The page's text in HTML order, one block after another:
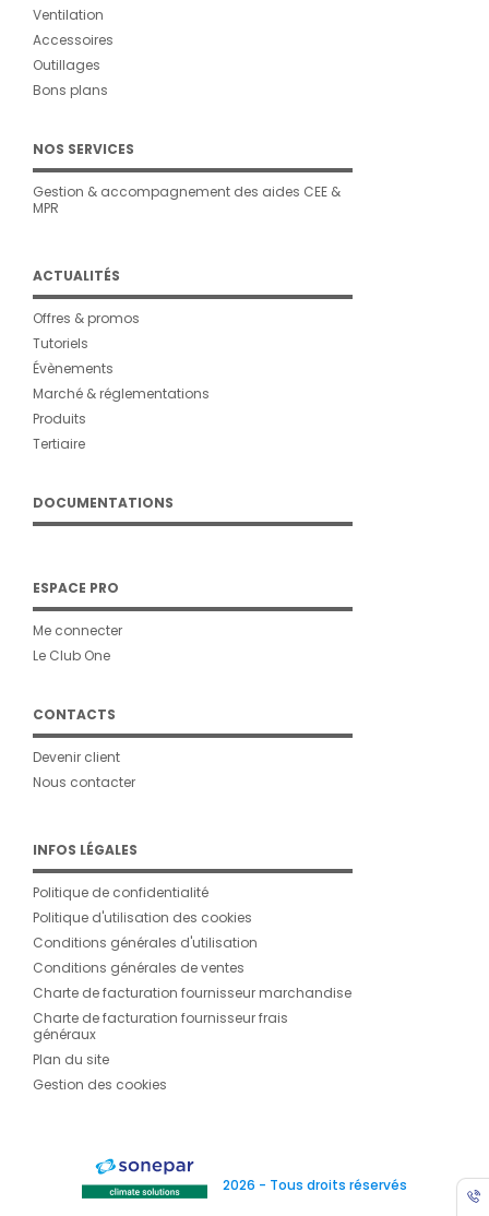
Ventilation
Accessoires
Outillages
Bons plans
NOS SERVICES
Gestion & accompagnement des aides CEE &
MPR
ACTUALITÉS
Offres & promos
Tutoriels
Évènements
Marché & réglementations
Produits
Tertiaire
DOCUMENTATIONS
ESPACE PRO
Me connecter
Le Club One
CONTACTS
Devenir client
Nous contacter
INFOS LÉGALES
Politique de confidentialité
Politique d'utilisation des cookies
Conditions générales d'utilisation
Conditions générales de ventes
Charte de facturation fournisseur marchandise
Charte de facturation fournisseur frais
généraux
Plan du site
Gestion des cookies
2026 - Tous droits réservés